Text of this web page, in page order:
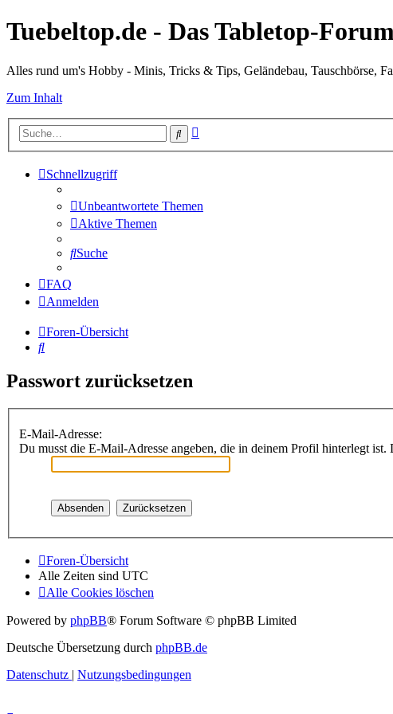
Tuebeltop.de - Das Tabletop-
Alles rund um's Hobby - Minis, Tricks & Tips, Geländebau, Tauschbörse,
Zum Inhalt
Suche
Schnellzugriff
Unbeantwortete Themen
Aktive Themen
Suche
FAQ
Anmelden
Foren-Übersicht
Suche
Passwort zurücksetzen
E-Mail-Adresse:
Du musst die E-Mail-Adresse angeben, die in deinem Profil hinterlegt
Foren-Übersicht
Alle Zeiten sind UTC
Alle Cookies löschen
Powered by phpBB® Forum Software © phpBB Limited
Deutsche Übersetzung durch phpBB.de
Datenschutz | Nutzungsbedingungen